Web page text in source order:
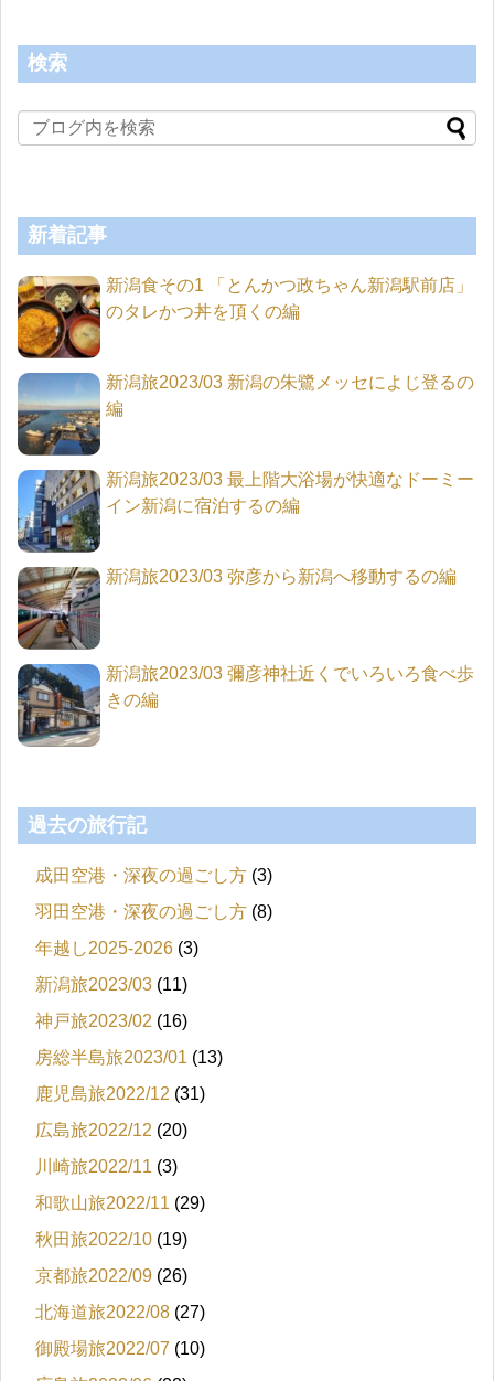
検索
新着記事
新潟食その1 「とんかつ政ちゃん新潟駅前店」
のタレかつ丼を頂くの編
新潟旅2023/03 新潟の朱鷺メッセによじ登るの
編
新潟旅2023/03 最上階大浴場が快適なドーミー
イン新潟に宿泊するの編
新潟旅2023/03 弥彦から新潟へ移動するの編
新潟旅2023/03 彌彦神社近くでいろいろ食べ歩
きの編
過去の旅行記
成田空港・深夜の過ごし方 (3)
羽田空港・深夜の過ごし方 (8)
年越し2025-2026 (3)
新潟旅2023/03 (11)
神戸旅2023/02 (16)
房総半島旅2023/01 (13)
鹿児島旅2022/12 (31)
広島旅2022/12 (20)
川崎旅2022/11 (3)
和歌山旅2022/11 (29)
秋田旅2022/10 (19)
京都旅2022/09 (26)
北海道旅2022/08 (27)
御殿場旅2022/07 (10)